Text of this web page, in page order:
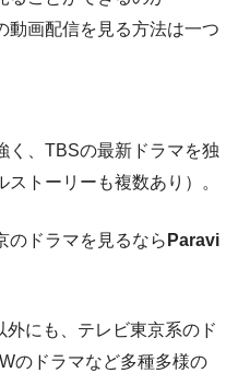
動画配信を見る方法は一つ
く、TBSの最新ドラマを独
トーリーも複数あり）。
のドラマを見るなら Paravi
にも、テレビ東京系のド
のドラマなど多種多様の